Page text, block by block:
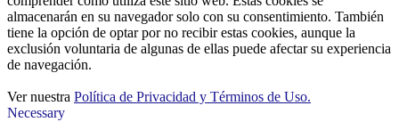
almacenarán en su navegador solo con su consentimiento. También
tiene la opción de optar por no recibir estas cookies, aunque la
exclusión voluntaria de algunas de ellas puede afectar su experiencia
de navegación.
Ver nuestra Política de Privacidad y Términos de Uso.
Necessary